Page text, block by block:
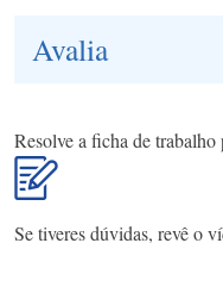
Avalia
Resolve a ficha de trabalho
Se tiveres dúvidas, revê o